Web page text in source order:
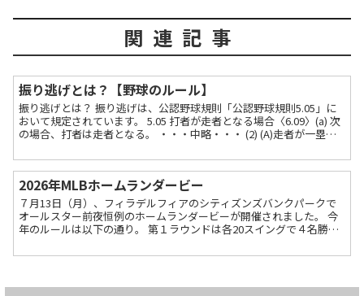
関連記事
振り逃げとは？【野球のルール】
振り逃げとは？ 振り逃げは、公認野球規則「公認野球規則5.05」に
おいて規定されています。 5.05 打者が走者となる場合〈6.09〉(a) 次
の場合、打者は走者となる。 ・・・中略・・・ (2) (A)走者が一塁に
2026年MLBホームランダービー
７月13日（月）、フィラデルフィアのシティズンズバンクパークで
オールスター前夜恒例のホームランダービーが開催されました。 今
年のルールは以下の通り。 第１ラウンドは各20スイングで４名勝ち